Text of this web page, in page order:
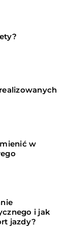
w
i jak
jazdy?